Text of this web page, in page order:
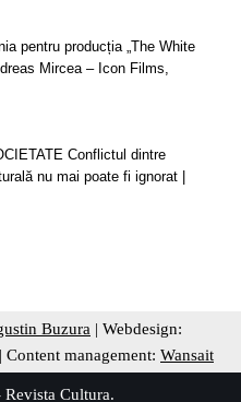
pentru producția „The White
Mircea – Icon Films,
Conflictul dintre
nu mai poate fi ignorat |
Buzura | Webdesign:
| Content management: Wansait
Cultura.